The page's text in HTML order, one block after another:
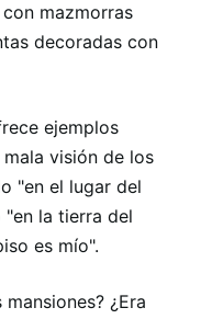
mazmorras
decoradas con
ejemplos
visión de los
"en el lugar del
"en la tierra del
es mío".
¿Era